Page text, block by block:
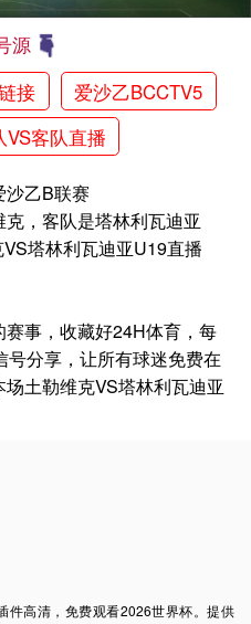
源
接
爱沙乙BCCTV5
VS客队直播
沙乙B联赛
，客队是塔林利瓦迪亚
塔林利瓦迪亚U19直播
事，收藏好24H体育，每
分享，让所有球迷免费在
土勒维克VS塔林利瓦迪亚
件高清，免费观看2026世界杯。提供